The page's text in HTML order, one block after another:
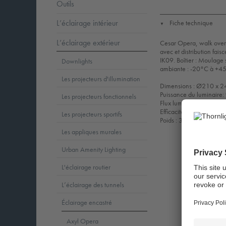
▼ Fiche technique
Cesar Opera, walk
avec et distribution
IK09. Boîtier : Moulage
ambiante : -20°C à
Dimensions : Ø210 x
Puissance du
Flux lumineux du
Efficacité lumineuse du
Poids : 3,03 kg
Outils
L’éclairage intérieur
L’éclairage extérieur
Downlights
Les projecteurs d'illumination
Les projecteurs fonctionnels
Les projecteurs sportifs
Les appliques murales
Urban Amenity Lighting
L'éclairage routier
L’éclairage des tunnels
Éclairage encastré
Axyl Opera